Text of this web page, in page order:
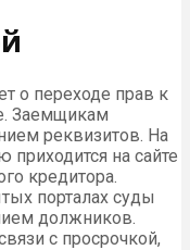
о переходе прав к
Заемщикам
реквизитов. На
на сайте
кредитора.
порталах суды
должников.
с просрочкой,